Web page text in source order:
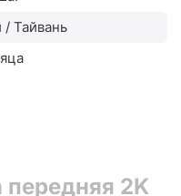
/ Тайвань
передняя 2K